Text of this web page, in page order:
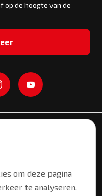
op de hoogte van de
om deze pagina
te analyseren.